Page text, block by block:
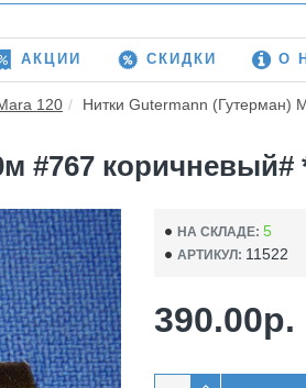
АКЦИИ СКИДКИ О
120 Нитки Gutermann (Гутерман)
#767 коричневый#
НА СКЛАДЕ: 5
АРТИКУЛ: 11522
390.00р.